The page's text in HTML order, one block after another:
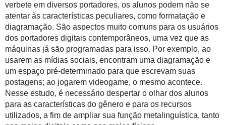
verbete em diversos portadores, os alunos podem não se
atentar às características peculiares, como formatação e
diagramação. São aspectos muito comuns para os usuários
dos portadores digitais contemporâneos, uma vez que as
máquinas já são programadas para isso. Por exemplo, ao
usarem as mídias sociais, encontram uma diagramação e
um espaço pré-determinado para que escrevam suas
postagens; ao jogarem videogame, o mesmo acontece.
Nesse estudo, é necessário despertar o olhar dos alunos
para as características do gênero e para os recursos
utilizados, a fim de ampliar sua função metalinguística, tanto